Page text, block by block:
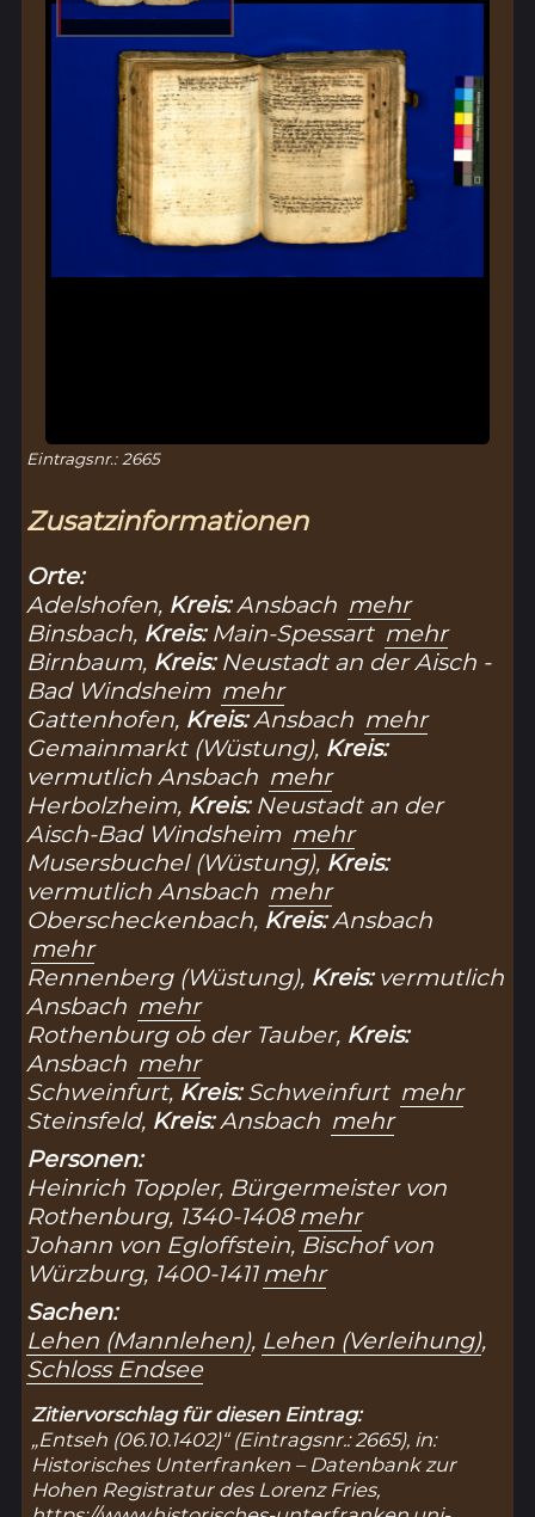
Eintragsnr.: 2665
Zusatzinformationen
Orte:
Adelshofen, Kreis:Ansbach mehr
Binsbach, Kreis: Main-Spessart mehr
Birnbaum, Kreis: Neustadt an der Aisch -
Bad Windsheim mehr
Gattenhofen, Kreis:Ansbach mehr
Gemainmarkt (Wüstung), Kreis:
vermutlich Ansbach mehr
Herbolzheim, Kreis: Neustadt an der
Aisch-Bad Windsheim mehr
Musersbuchel (Wüstung), Kreis:
vermutlich Ansbach mehr
Oberscheckenbach, Kreis:Ansbach
mehr
Rennenberg (Wüstung), Kreis: vermutlich
Ansbach mehr
Rothenburg ob der Tauber, Kreis:
Ansbach mehr
Schweinfurt, Kreis:Schweinfurt mehr
Steinsfeld, Kreis:Ansbach mehr
Personen:
Heinrich Toppler, Bürgermeister von
Rothenburg, 1340-1408 mehr
Johann von Egloffstein, Bischof von
Würzburg, 1400-1411 mehr
Sachen:
Lehen (Mannlehen), Lehen (Verleihung),
Schloss Endsee
Zitiervorschlag für diesen Eintrag:
„Entseh (06.10.1402)“ (Eintragsnr.: 2665), in:
Historisches Unterfranken – Datenbank zur
Hohen Registratur des Lorenz Fries,